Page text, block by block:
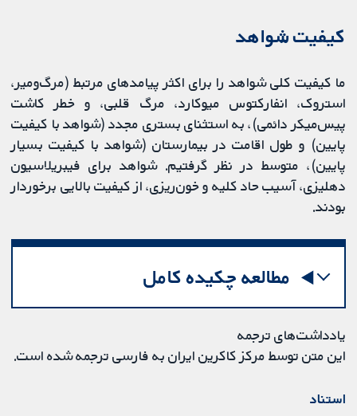
کیفیت شواهد
ما کیفیت کلی شواهد را برای اکثر پیامدهای مرتبط (مرگ‌ومیر،
استروک، انفارکتوس میوکارد، مرگ قلبی، و خطر کاشت
پیس‌میکر دائمی)، به استثنای بستری مجدد (شواهد با کیفیت
پایین) و طول اقامت در بیمارستان (شواهد با کیفیت بسیار
پایین)، متوسط در نظر گرفتیم. شواهد برای فیبریلاسیون
دهلیزی، آسیب حاد کلیه و خون‌ریزی، از کیفیت بالایی برخوردار
بودند.
مطالعه چکیده کامل
یادداشت‌های ترجمه
این متن توسط مرکز کاکرین ایران به فارسی ترجمه شده است.
استناد